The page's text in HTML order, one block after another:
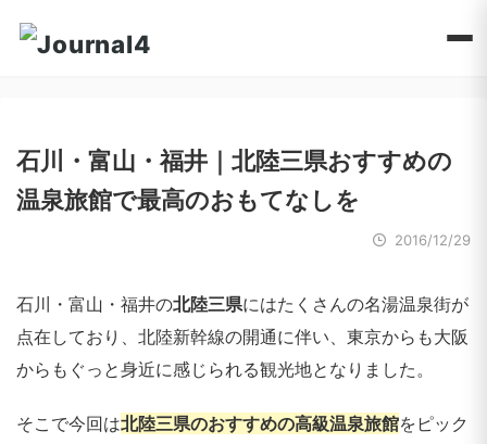
石川・富山・福井｜北陸三県おすすめの
温泉旅館で最高のおもてなしを
2016/12/29
石川・富山・福井の北陸三県にはたくさんの名湯温泉街が
点在しており、北陸新幹線の開通に伴い、東京からも大阪
からもぐっと身近に感じられる観光地となりました。
そこで今回は北陸三県のおすすめの高級温泉旅館をピック